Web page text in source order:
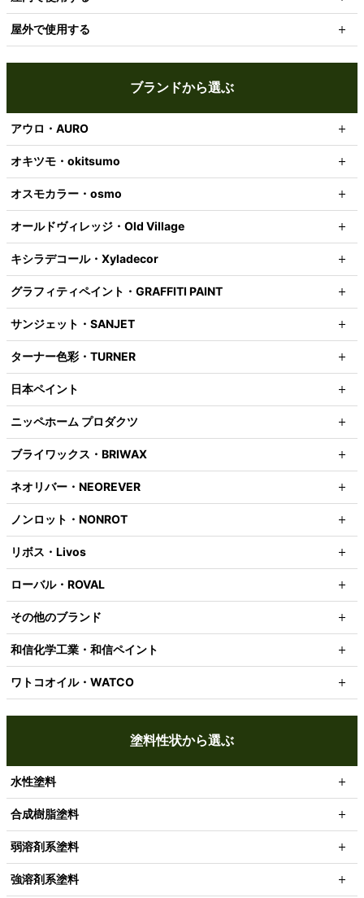
屋外で使用する
ブランドから選ぶ
アウロ・AURO
オキツモ・okitsumo
オスモカラー・osmo
オールドヴィレッジ・Old Village
キシラデコール・Xyladecor
グラフィティペイント・GRAFFITI PAINT
サンジェット・SANJET
ターナー色彩・TURNER
日本ペイント
ニッペホーム プロダクツ
ブライワックス・BRIWAX
ネオリバー・NEOREVER
ノンロット・NONROT
リボス・Livos
ローバル・ROVAL
その他のブランド
和信化学工業・和信ペイント
ワトコオイル・WATCO
塗料性状から選ぶ
水性塗料
合成樹脂塗料
弱溶剤系塗料
強溶剤系塗料